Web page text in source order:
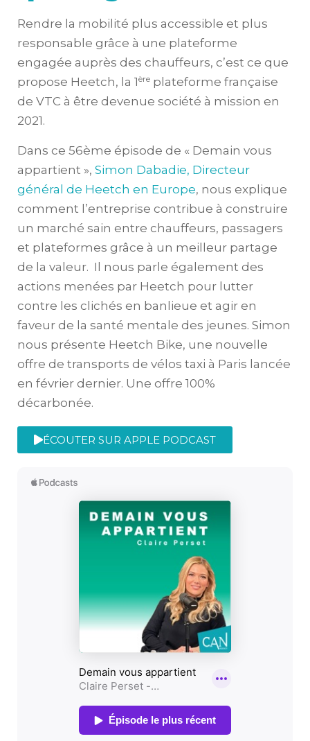
Rendre la mobilité plus accessible et plus
responsable grâce à une plateforme
engagée auprès des chauffeurs, c’est ce que
propose Heetch, la 1ère plateforme française
de VTC à être devenue société à mission en
2021.
Dans ce 56ème épisode de « Demain vous
appartient », Simon Dabadie, Directeur
général de Heetch en Europe, nous explique
comment l’entreprise contribue à construire
un marché sain entre chauffeurs, passagers
et plateformes grâce à un meilleur partage
de la valeur. Il nous parle également des
actions menées par Heetch pour lutter
contre les clichés en banlieue et agir en
faveur de la santé mentale des jeunes. Simon
nous présente Heetch Bike, une nouvelle
offre de transports de vélos taxi à Paris lancée
en février dernier. Une offre 100%
décarbonée.
ÉCOUTER SUR APPLE PODCAST